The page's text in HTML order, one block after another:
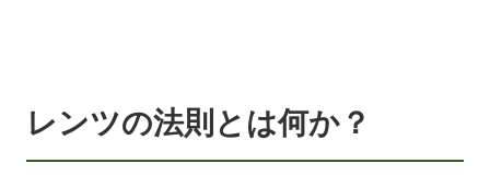
レンツの法則とは何か？